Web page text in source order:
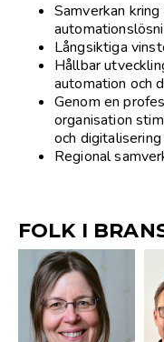
Samverkan
Långsiktiga
Hållbar
automation och
Genom en
organisation
och
Regional
FOLK I